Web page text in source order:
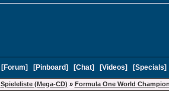
[Forum] [Pinboard] [Chat] [Videos] [Specials
Spieleliste (Mega-CD) » Formula One World